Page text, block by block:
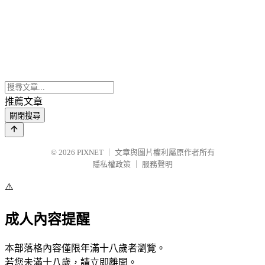
推薦文章
關閉搜尋
© 2026 PIXNET
文章與圖片權利屬原作者所有
隱私權政策
服務聲明
⚠️
成人內容提醒
本部落格內容僅限年滿十八歲者瀏覽。
若您未滿十八歲，請立即離開。